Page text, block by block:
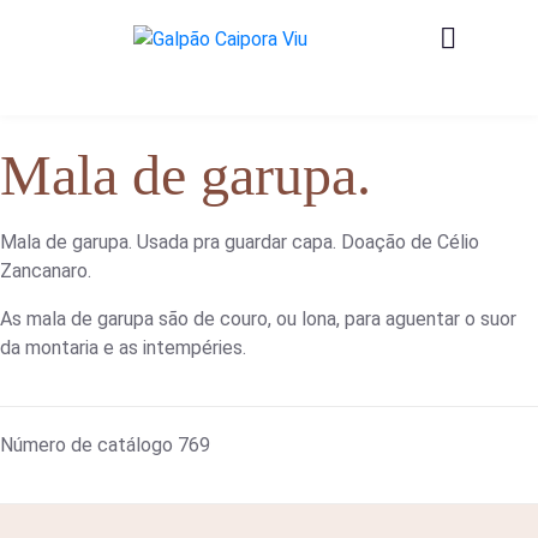
Mala de garupa.
Mala de garupa. Usada pra guardar capa. Doação de Célio
Zancanaro.
As mala de garupa são de couro, ou lona, para aguentar o suor
da montaria e as intempéries.
Número de catálogo 769